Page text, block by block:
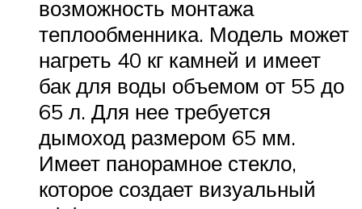
возможность монтажа
теплообменника. Модель может
нагреть 40 кг камней и имеет
бак для воды объемом от 55 до
65 л. Для нее требуется
дымоход размером 65 мм.
Имеет панорамное стекло,
которое создает визуальный